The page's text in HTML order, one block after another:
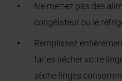
Ne mettez pas des
congélateur ou le
Remplissez
faites sécher votre
sèche-linges